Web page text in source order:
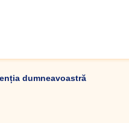
dumneavoastră